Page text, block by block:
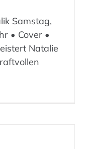
Samstag,
• Cover •
Natalie